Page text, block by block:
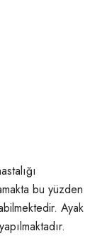
bu yüzden
Ayak